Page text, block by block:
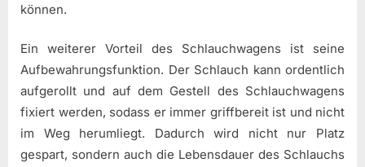
können.
Ein weiterer Vorteil des Schlauchwagens ist seine
Aufbewahrungsfunktion. Der Schlauch kann ordentlich
aufgerollt und auf dem Gestell des Schlauchwagens
fixiert werden, sodass er immer griffbereit ist und nicht
im Weg herumliegt. Dadurch wird nicht nur Platz
gespart, sondern auch die Lebensdauer des Schlauchs